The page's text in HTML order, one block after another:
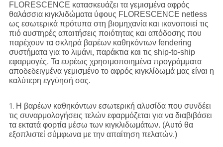
FLORESCENCE κατασκευάζει τα γεμισμένα αφρός
θαλάσσια κιγκλιδώματα ύφους FLORESCENCE netless
ως εσωτερικά πρότυπα στη βιομηχανία και ικανοποιεί τις
πιό αυστηρές απαιτήσεις ποιότητας και απόδοσης που
παρέχουν τα σκληρά βαρέων καθηκόντων fendering
συστήματα για το λιμάνι, παράκτια και τις ship-to-ship
εφαρμογές. Τα ευρέως χρησιμοποιημένα προγράμματα
αποδεδειγμένα γεμισμένο το αφρός κιγκλίδωμά μας είναι η
καλύτερη εγγύησή σας.
1. Η βαρέων καθηκόντων εσωτερική αλυσίδα που συνδέει
τις συναρμολογήσεις τελών εφαρμόζεται για να διαβιβάσει
τα εκτατά φορτία μέσω των κιγκλιδωμάτων. (Αυτό θα
εξοπλιστεί σύμφωνα με την απαίτηση πελατών.)